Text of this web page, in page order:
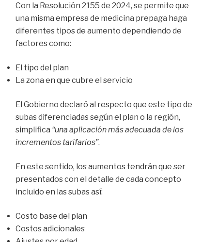
Con la Resolución 2155 de 2024, se permite que
una misma empresa de medicina prepaga haga
diferentes tipos de aumento dependiendo de
factores como:
El tipo del plan
La zona en que cubre el servicio
El Gobierno declaró al respecto que este tipo de
subas diferenciadas según el plan o la región,
simplifica “una aplicación más adecuada de los
incrementos tarifarios”.
En este sentido, los aumentos tendrán que ser
presentados con el detalle de cada concepto
incluido en las subas así:
Costo base del plan
Costos adicionales